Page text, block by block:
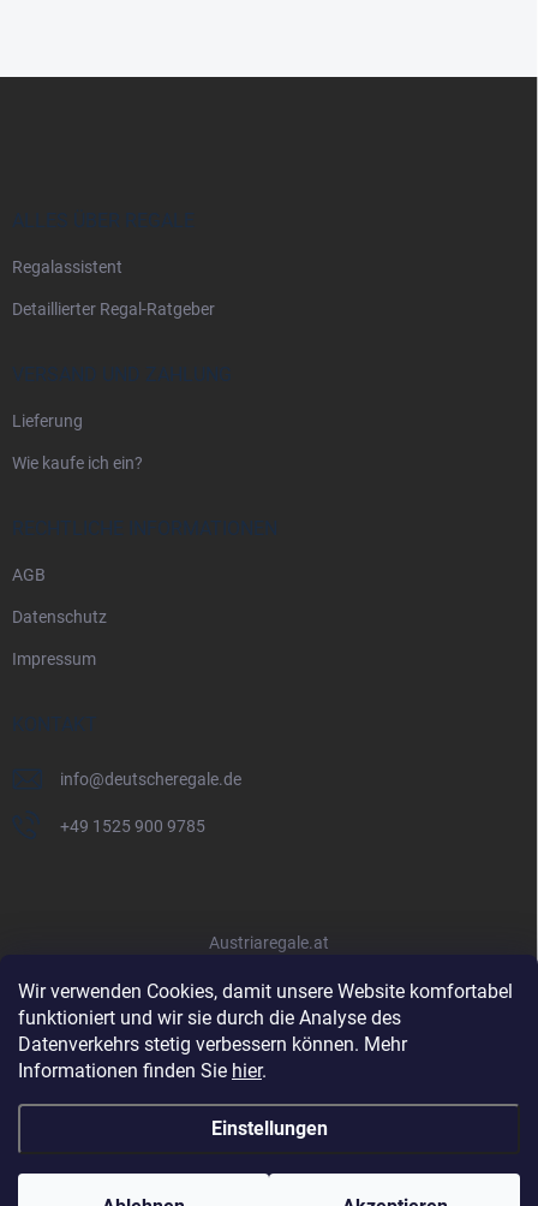
Wir verwenden Cookies, damit unsere Website komfortabel
funktioniert und wir sie durch die Analyse des
Datenverkehrs stetig verbessern können. Mehr
Informationen finden Sie hier.
Einstellungen
ALLES ÜBER REGALE
Regalassistent
Detaillierter Regal-Ratgeber
VERSAND UND ZAHLUNG
Lieferung
Wie kaufe ich ein?
RECHTLICHE INFORMATIONEN
AGB
Datenschutz
Impressum
KONTAKT
info@deutscheregale.de
+49 1525 900 9785
Austriaregale.at
Copyright 2026Deutscheregale.de. Alle Rechte vorbehalten.Cookie-